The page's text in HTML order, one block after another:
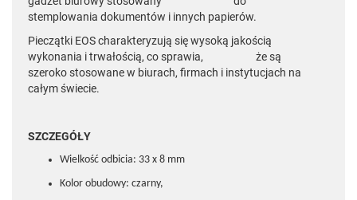
stemplowania dokumentów i innych papierów.
Pieczątki EOS charakteryzują się wysoką jakością
wykonania i trwałością, co sprawia, że są
szeroko stosowane w biurach, firmach i instytucjach na
całym świecie.
SZCZEGÓŁY
Wielkość odbicia: 33 x 8 mm
Kolor obudowy: czarny,